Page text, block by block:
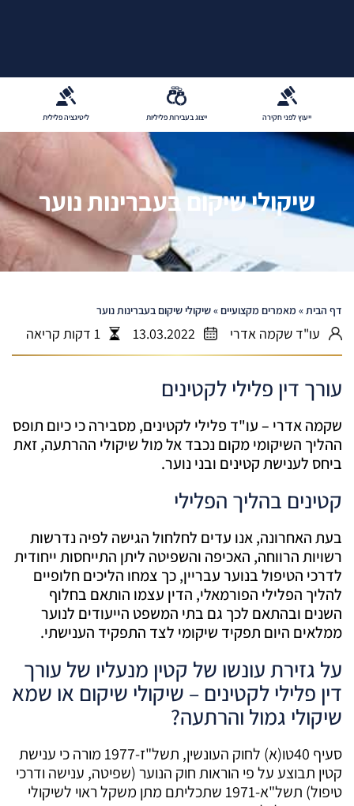
ייצוג בעבירות פליליות ליטיגציה פלילית סגירת תיק פלילי
שיקולי שיקום בעברינות נוער
דף הבית» מאמרים מקצועיים »שיקולי שיקום בעברינות נוער
עו"ד שקמה אדרי 13.03.2022 1 דקות קריאה
עורך דין פלילי לקטינים
שקמה אדרי – עו"ד פלילי לקטינים, מסבירה כי כיום תופס
ההליך השיקומי מקום נכבד אל מול שיקולי ההרתעה, זאת
ביחס לענישת קטינים ובני נוער.
קטינים בהליך הפלילי
בעת האחרונה, אנו עדים לחלחול הגישה לפיה נדרשות
רשויות הרווחה, האכיפה והשפיטה ליתן התייחסות ייחודית
לדרכי הטיפול בנוער עבריין, כך צמחו הליכים חלופיים
להליך הפלילי הפורמאלי, הדין עצמו הותאם בחלוף
השנים ובהתאם לכך גם בתי המשפט הייעודים לנוער
ממלאים היום תפקיד שיקומי לצד התפקיד הענישתי.
על גזירת עונשו של קטין מנעליו של עורך
דין פלילי לקטינים – שיקולי שיקום או שמא
שיקולי גמול והרתעה?
סעיף 40טו(א) לחוק העונשין, תשל"ז-1977 מורה כי ענישת
קטין תבוצע על פי הוראות חוק הנוער (שפיטה, ענישה ודרכי
טיפול) תשל"א-1971 שתכליתם מתן משקל ראוי לשיקולי